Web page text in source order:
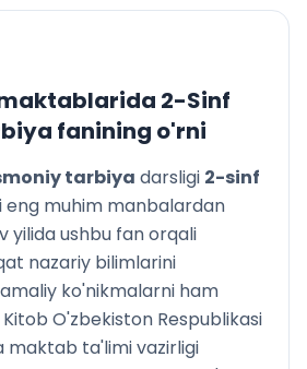
2-Sinf
fanining o'rni
tarbiya darsligi 2-sinf
eng muhim manbalardan
yilida ushbu fan orqali
nazariy bilimlarini
ko'nikmalarni ham
O'zbekiston Respublikasi
maktab ta'limi vazirligi